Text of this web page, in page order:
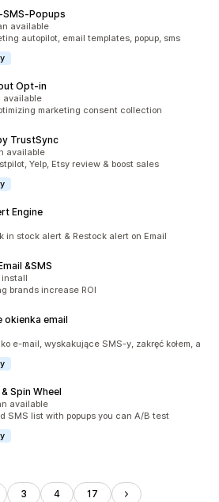
169
available
autopilot, email templates, popup, sms
Opt‑in
72
available
marketing consent collection
TrustSync
50
available
Yelp, Etsy review & boost sales
Engine
22
in stock alert & Restock alert on Email
&SMS
106
install
brands increase ROI
okienka email
130
e-mail, wyskakujące SMS-y, zakręć kołem, a
Spin Wheel
217
available
SMS list with popups you can A/B test
3 4 17